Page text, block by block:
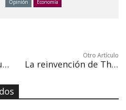
Opinión Economía
Tigres vence por muy poco al América en el Azteca y se acerca a la final
Otro Artículo
La reinvención de The New York Times demuestra que la prensa puede sobrevivir